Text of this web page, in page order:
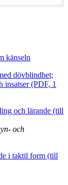
känseln
dövblindhet;
insatser (PDF, 1
och lärande (till
och
i taktil form (till